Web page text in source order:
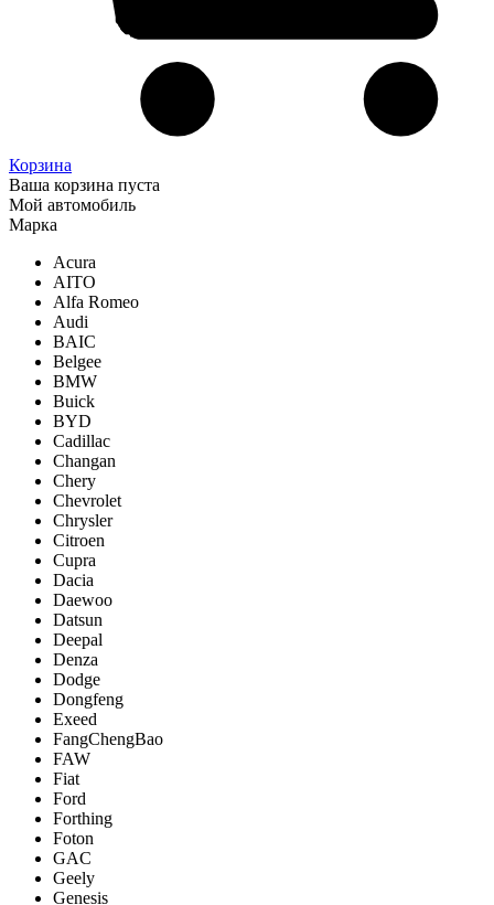
Корзина
Ваша корзина пуста
Мой автомобиль
Марка
Acura
AITO
Alfa Romeo
Audi
BAIC
Belgee
BMW
Buick
BYD
Cadillac
Changan
Chery
Chevrolet
Chrysler
Citroen
Cupra
Dacia
Daewoo
Datsun
Deepal
Denza
Dodge
Dongfeng
Exeed
FangChengBao
FAW
Fiat
Ford
Forthing
Foton
GAC
Geely
Genesis